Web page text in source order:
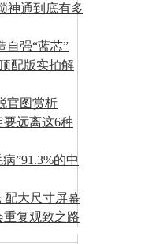
神通到底有多
自强“蓝芯”
配版实拍解
官图赏析
远离这6种
”91.3%的中
配大尺寸屏幕
重复观致之路